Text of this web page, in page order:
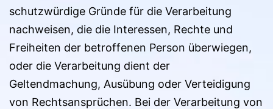
schutzwürdige Gründe für die Verarbeitung
nachweisen, die die Interessen, Rechte und
Freiheiten der betroffenen Person überwiegen,
oder die Verarbeitung dient der
Geltendmachung, Ausübung oder Verteidigung
von Rechtsansprüchen. Bei der Verarbeitung von